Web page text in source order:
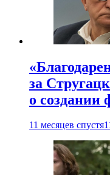
за
о создании
11 месяцев спустя